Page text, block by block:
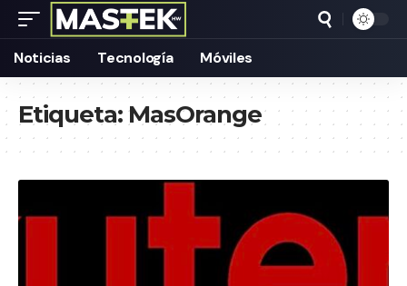
Noticias Tecnología Móviles
Etiqueta:MasOrange